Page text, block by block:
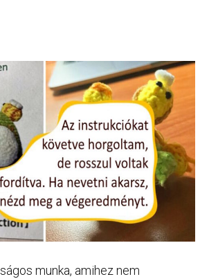
munka, amihez nem